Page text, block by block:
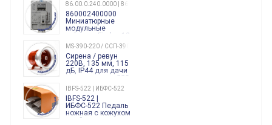
86.00.0.240.0000 | 860002400000
860002400000
Миниатюрные
модульные
таймеры Finder, 12-
240 Вольт AC/DC
Finder
86.00.0.240.0000
MS-390-220 / ССП-390 220В
Сирена / ревун
220В, 135 мм, 115
дБ, IP44 для дачи
производства 220
Вольт звук ситены
"пожарная
тревога"
IBFS-522 | ИБФС-522
IBFS-522 |
ИБФС-522 Педаль
ножная с кожухом
двойная,